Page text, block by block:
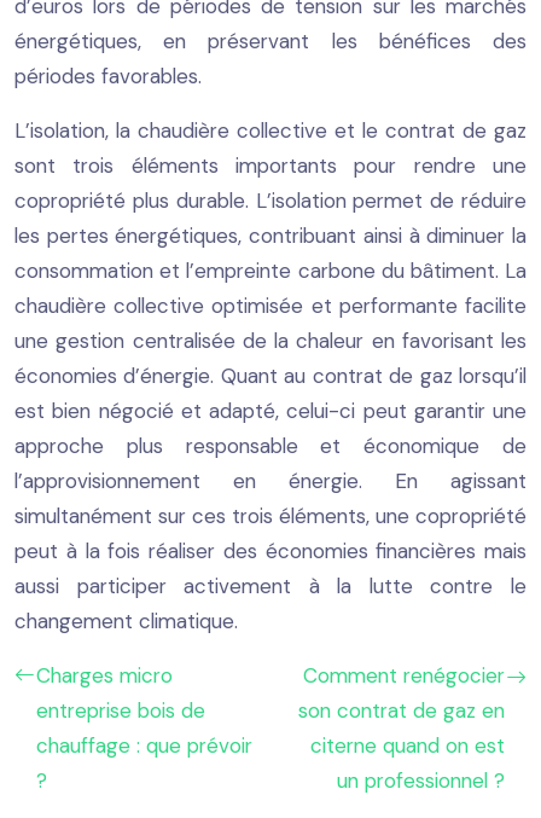
d’euros lors de périodes de tension sur les marchés
énergétiques, en préservant les bénéfices des
périodes favorables.
L’isolation, la chaudière collective et le contrat de gaz
sont trois éléments importants pour rendre une
copropriété plus durable. L’isolation permet de réduire
les pertes énergétiques, contribuant ainsi à diminuer la
consommation et l’empreinte carbone du bâtiment. La
chaudière collective optimisée et performante facilite
une gestion centralisée de la chaleur en favorisant les
économies d’énergie. Quant au contrat de gaz lorsqu’il
est bien négocié et adapté, celui-ci peut garantir une
approche plus responsable et économique de
l’approvisionnement en énergie. En agissant
simultanément sur ces trois éléments, une copropriété
peut à la fois réaliser des économies financières mais
aussi participer activement à la lutte contre le
changement climatique.
Charges micro
entreprise bois de
chauffage : que prévoir
?
Comment renégocier
son contrat de gaz en
citerne quand on est
un professionnel ?